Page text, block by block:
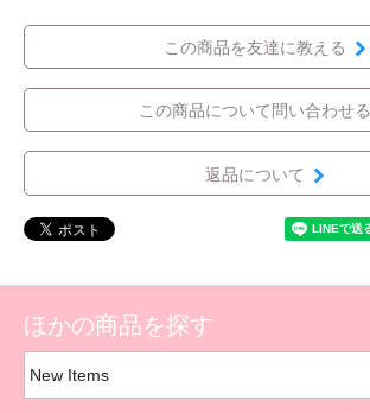
この商品を友達に教える
この商品について問い合わせる
返品について
ほかの商品を探す